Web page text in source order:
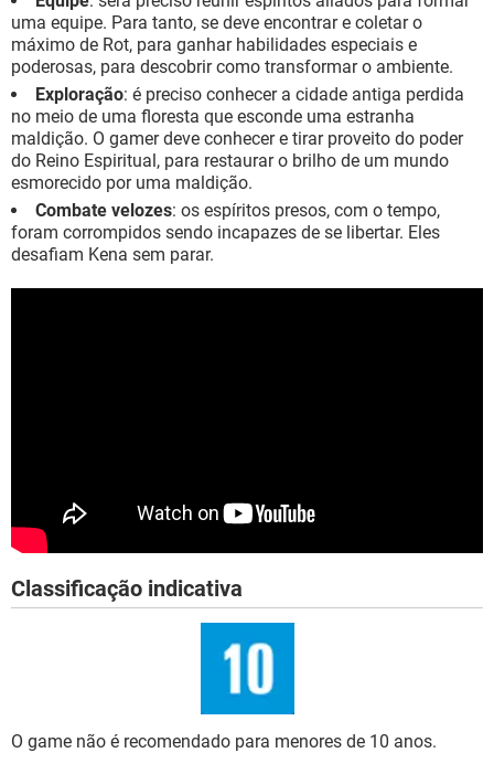
uma equipe. Para tanto, se deve encontrar e coletar o
máximo de Rot, para ganhar habilidades especiais e
poderosas, para descobrir como transformar o ambiente.
Exploração: é preciso conhecer a cidade antiga perdida
no meio de uma floresta que esconde uma estranha
maldição. O gamer deve conhecer e tirar proveito do poder
do Reino Espiritual, para restaurar o brilho de um mundo
esmorecido por uma maldição.
Combate velozes: os espíritos presos, com o tempo,
foram corrompidos sendo incapazes de se libertar. Eles
desafiam Kena sem parar.
Classificação indicativa
O game não é recomendado para menores de 10 anos.